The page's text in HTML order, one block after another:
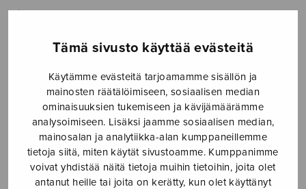
Tämä sivusto käyttää evästeitä
Käytämme evästeitä tarjoamamme sisällön ja
mainosten räätälöimiseen, sosiaalisen median
ominaisuuksien tukemiseen ja kävijämäärämme
analysoimiseen. Lisäksi jaamme sosiaalisen median,
mainosalan ja analytiikka-alan kumppaneillemme
tietoja siitä, miten käytät sivustoamme. Kumppanimme
voivat yhdistää näitä tietoja muihin tietoihin, joita olet
antanut heille tai joita on kerätty, kun olet käyttänyt
ILMOITA TAPAHTUMA
Etusivu › Media › Announcement II
Announcement II
27.9.2021